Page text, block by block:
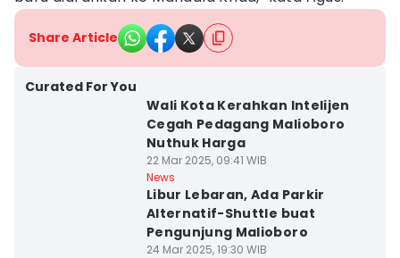
Share Article
Curated For You
Wali Kota Kerahkan Intelijen
Cegah Pedagang Malioboro
Nuthuk Harga
22 Mar 2025, 09:41 WIB
News
Libur Lebaran, Ada Parkir
Alternatif-Shuttle buat
Pengunjung Malioboro
24 Mar 2025, 19:30 WIB